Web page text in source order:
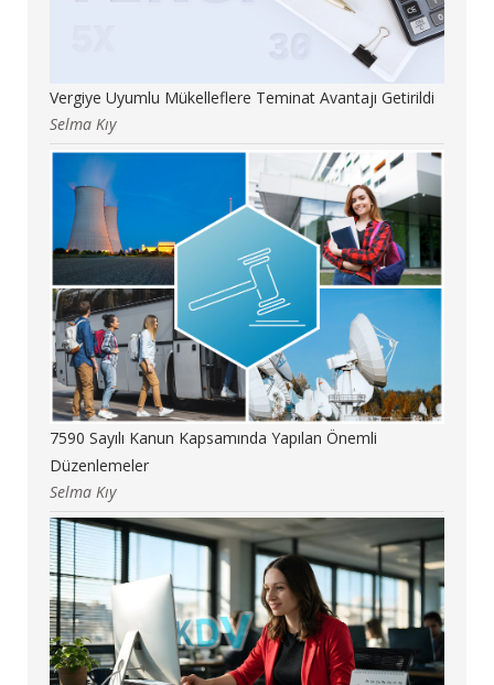
Vergiye Uyumlu Mükelleflere Teminat Avantajı Getirildi
Selma Kıy
7590 Sayılı Kanun Kapsamında Yapılan Önemli
Düzenlemeler
Selma Kıy